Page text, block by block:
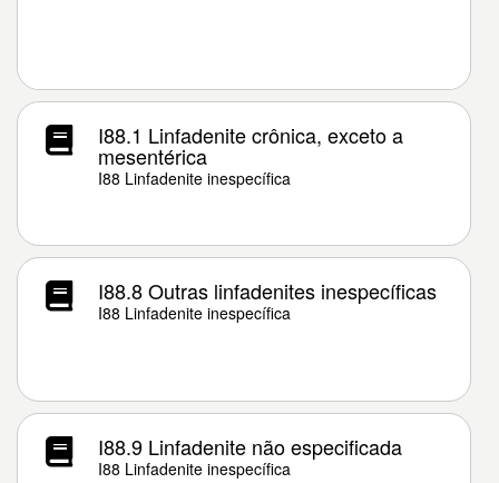
I88.1 Linfadenite crônica, exceto a
mesentérica
I88 Linfadenite inespecífica
I88.8 Outras linfadenites inespecíficas
I88 Linfadenite inespecífica
I88.9 Linfadenite não especificada
I88 Linfadenite inespecífica